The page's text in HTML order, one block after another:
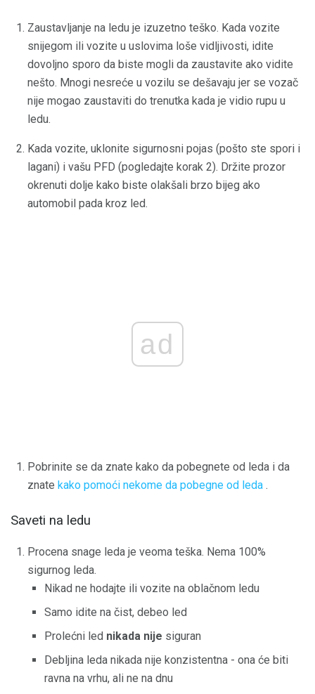
Zaustavljanje na ledu je izuzetno teško. Kada vozite
snijegom ili vozite u uslovima loše vidljivosti, idite
dovoljno sporo da biste mogli da zaustavite ako vidite
nešto. Mnogi nesreće u vozilu se dešavaju jer se vozač
nije mogao zaustaviti do trenutka kada je vidio rupu u
ledu.
Kada vozite, uklonite sigurnosni pojas (pošto ste spori i
lagani) i vašu PFD (pogledajte korak 2). Držite prozor
okrenuti dolje kako biste olakšali brzo bijeg ako
automobil pada kroz led.
ad
Pobrinite se da znate kako da pobegnete od leda i da
znate kako pomoći nekome da pobegne od leda .
Saveti na ledu
Procena snage leda je veoma teška. Nema 100%
sigurnog leda.
Nikad ne hodajte ili vozite na oblačnom ledu
Samo idite na čist, debeo led
Prolećni led nikada nije siguran
Debljina leda nikada nije konzistentna - ona će biti
ravna na vrhu, ali ne na dnu